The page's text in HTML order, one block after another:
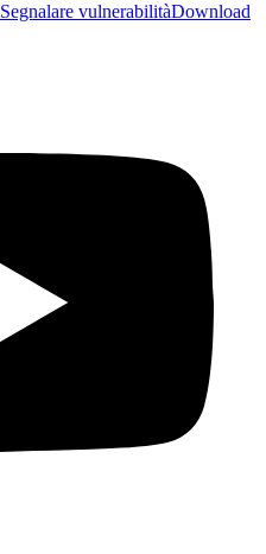
Segnalare vulnerabilitàDownload